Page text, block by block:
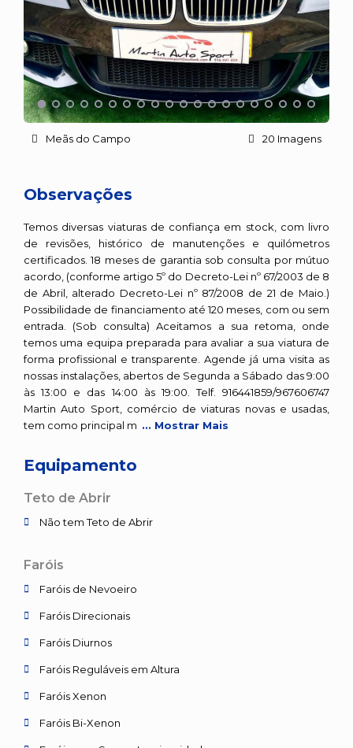
Meãs do Campo 20 Imagens
Observações
Temos diversas viaturas de confiança em stock, com livro
de revisões, histórico de manutenções e quilómetros
certificados. 18 meses de garantia sob consulta por mútuo
acordo, (conforme artigo 5º do Decreto-Lei nº 67/2003 de 8
de Abril, alterado Decreto-Lei nº 87/2008 de 21 de Maio.)
Possibilidade de financiamento até 120 meses, com ou sem
entrada. (Sob consulta) Aceitamos a sua retoma, onde
temos uma equipa preparada para avaliar a sua viatura de
forma profissional e transparente. Agende já uma visita as
nossas instalações, abertos de Segunda a Sábado das 9:00
às 13:00 e das 14:00 às 19:00. Telf. 916441859/967606747
Martin Auto Sport, comércio de viaturas novas e usadas,
tem como principal m ... Mostrar Mais
Equipamento
Teto de Abrir
Não tem Teto de Abrir
Faróis
Faróis de Nevoeiro
Faróis Direcionais
Faróis Diurnos
Faróis Reguláveis em Altura
Faróis Xenon
Faróis Bi-Xenon